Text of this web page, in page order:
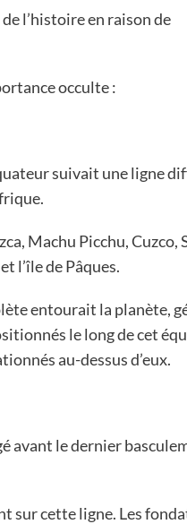
l’histoire en raison de
occulte :
suivait une ligne
Machu Picchu, Cuzco,
l’île de Pâques.
entourait la planète,
le long de cet
au-dessus d’eux.
avant le dernier
sur cette ligne. Les